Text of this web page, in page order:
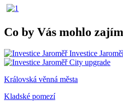
Co by Vás mohlo
Investice
City upgrade
Královská věnná města
Kladské pomezí